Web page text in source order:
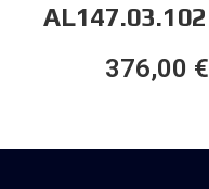
AL147.03.102
376,00 €